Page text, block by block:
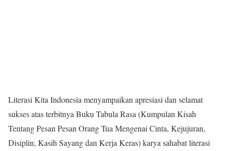
Literasi Kita Indonesia menyampaikan apresiasi dan selamat
sukses atas terbitnya Buku Tabula Rasa (Kumpulan Kisah
Tentang Pesan Pesan Orang Tua Mengenai Cinta, Kejujuran,
Disiplin, Kasih Sayang dan Kerja Keras) karya sahabat literasi